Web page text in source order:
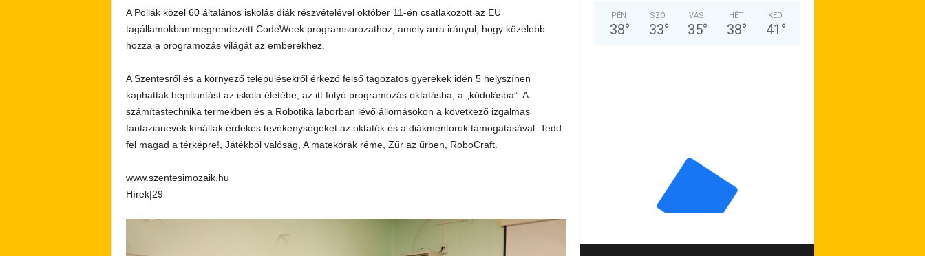
A Pollák közel 60 általános iskolás diák részvételével október 11-én csatlakozott az EU
tagállamokban megrendezett CodeWeek programsorozathoz, amely arra irányul, hogy közelebb
hozza a programozás világát az emberekhez.
A Szentesről és a környező településekről érkező felső tagozatos gyerekek idén 5 helyszínen
kaphattak bepillantást az iskola életébe, az itt folyó programozás oktatásba, a „kódolásba”. A
számítástechnika termekben és a Robotika laborban lévő állomásokon a következő izgalmas
fantázianevek kínáltak érdekes tevékenységeket az oktatók és a diákmentorok támogatásával: Tedd
fel magad a térképre!, Játékból valóság, A matekórák réme, Zűr az űrben, RoboCraft.
www.szentesimozaik.hu
Hírek|29
PÉN
38°
SZO
33°
VAS
35°
HÉT
38°
KED
41 °